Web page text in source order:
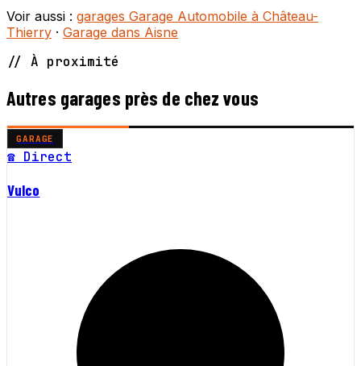
Voir aussi : garages Garage Automobile à Château-
Thierry · Garage dans Aisne
// À proximité
Autres garages près de chez vous
GARAGE
☎ Direct
Vulco